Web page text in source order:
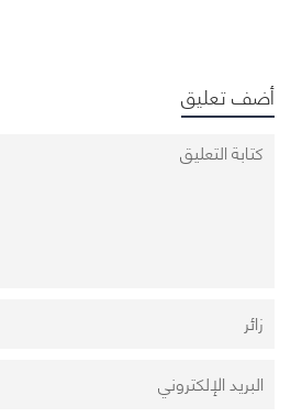
أضف تعليق